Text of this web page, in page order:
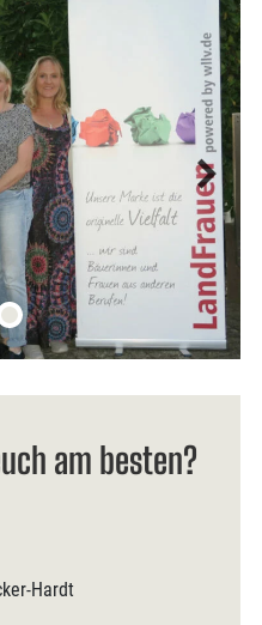
am besten?
Hardt